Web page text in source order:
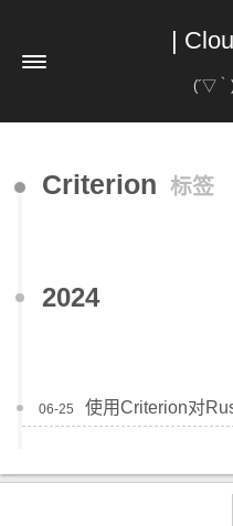
|
(´▽
分类
Criterion 标签
2024
06-25 使用Criterion对